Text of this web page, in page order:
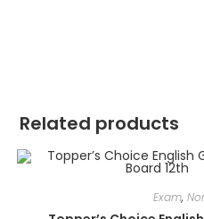
Related products
Exam,